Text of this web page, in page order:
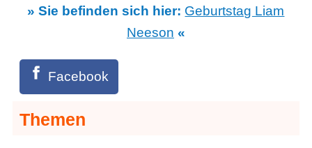
» Sie befinden sich hier: Geburtstag Liam
Neeson «
Facebook
Themen